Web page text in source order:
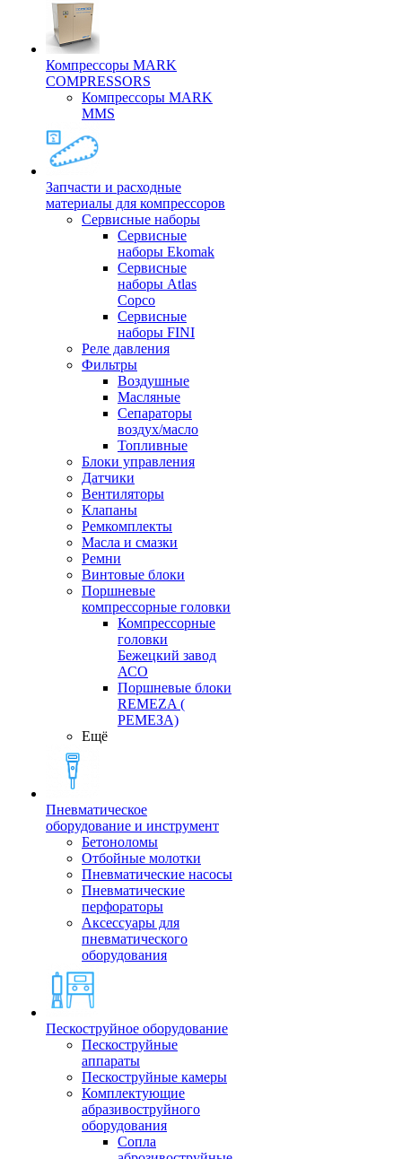
Компрессоры MARK
COMPRESSORS
Компрессоры MARK
MMS
Запчасти и расходные
материалы для компрессоров
Cервисные наборы
Сервисные
наборы Ekomak
Cервисные
наборы Atlas
Copco
Сервисные
наборы FINI
Реле давления
Фильтры
Воздушные
Масляные
Сепараторы
воздух/масло
Топливные
Блоки управления
Датчики
Вентиляторы
Клапаны
Ремкомплекты
Масла и смазки
Ремни
Винтовые блоки
Поршневые
компрессорные головки
Компрессорные
головки
Бежецкий завод
АСО
Поршневые блоки
REMEZA (
РЕМЕЗА)
Ещё
Пневматическое
оборудование и инструмент
Бетоноломы
Отбойные молотки
Пневматические насосы
Пневматические
перфораторы
Аксессуары для
пневматического
оборудования
Пескоструйное оборудование
Пескоструйные
аппараты
Пескоструйные камеры
Комплектующие
абразивоструйного
оборудования
Сопла